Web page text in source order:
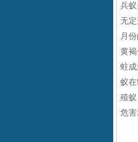
兵
无定
月
黄
蛀
蚁在
殖
危害